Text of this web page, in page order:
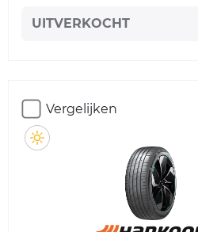
UITVERKOCHT
Vergelijken